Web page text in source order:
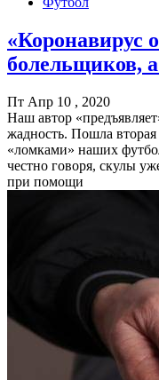
«Коронавирус
болельщиков,
Пт Апр 10 , 2020
Наш автор
жадность. Пошла
«ломками» наших
честно говоря, скулы
при помощи